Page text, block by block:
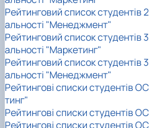
Рейтинговий список студентів
альності "Менеджмент"
Рейтинговий список студентів
альності "Маркетинг"
Рейтинговий список студентів
альності "Менеджмент"
Рейтингові списки студентів
тинг"
Рейтингові списки студентів
Рейтингові списки студентів